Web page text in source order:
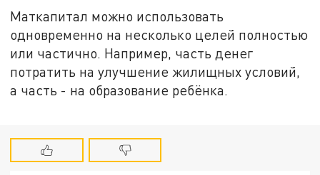
Маткапитал можно использовать
одновременно на несколько целей полностью
или частично. Например, часть денег
потратить на улучшение жилищных условий,
а часть - на образование ребёнка.